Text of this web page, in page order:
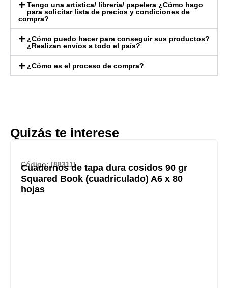
Tengo una artística/ librería/ papelera ¿Cómo hago
para solicitar lista de precios y condiciones de
compra?
¿Cómo puedo hacer para conseguir sus productos?
¿Realizan envíos a todo el país?
¿Cómo es el proceso de compra?
Quizás te interese
Código: [88311]
Cuadernos de tapa dura cosidos 90 gr
Squared Book (cuadriculado) A6 x 80
hojas